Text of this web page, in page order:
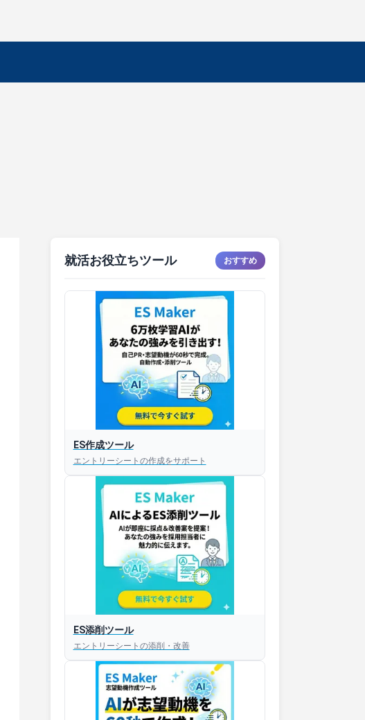
就活お役立ちツール おすすめ
ES作成ツール
エントリーシートの作成をサポート
ES添削ツール
エントリーシートの添削・改善